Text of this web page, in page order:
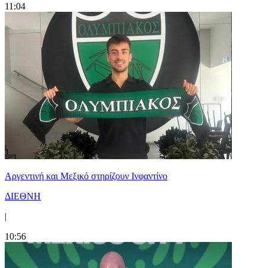
11:04
Αργεντινή και Μεξικό στηρίζουν Ινφαντίνο
ΔΙΕΘΝΗ
|
10:56